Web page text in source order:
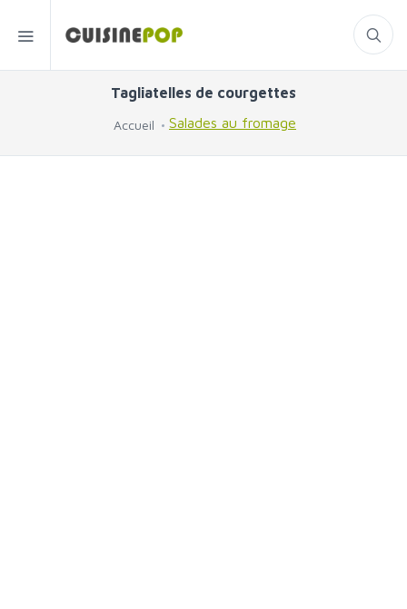
Tagliatelles de courgettes
Accueil Salades au fromage